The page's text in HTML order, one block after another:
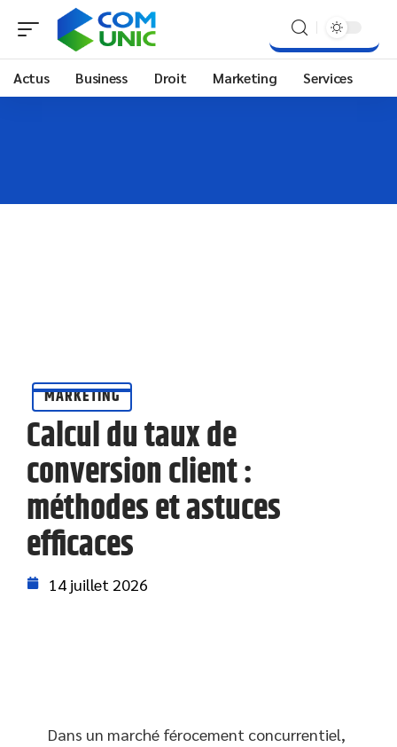
Actus Business Droit Marketing Services
MARKETING
Calcul du taux de
conversion client :
méthodes et astuces
efficaces
14 juillet 2026
Dans un marché férocement concurrentiel,